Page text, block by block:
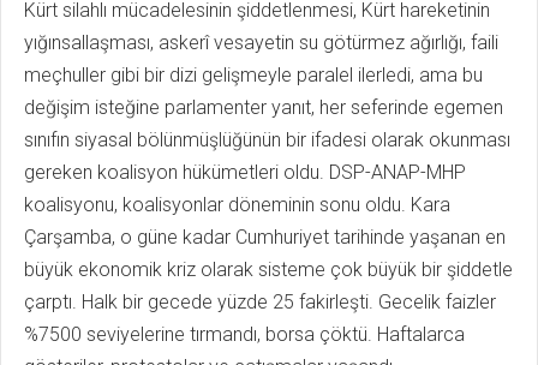
Kürt silahlı mücadelesinin şiddetlenmesi, Kürt hareketinin
yığınsallaşması, askerî vesayetin su götürmez ağırlığı, faili
meçhuller gibi bir dizi gelişmeyle paralel ilerledi, ama bu
değişim isteğine parlamenter yanıt, her seferinde egemen
sınıfın siyasal bölünmüşlüğünün bir ifadesi olarak okunması
gereken koalisyon hükümetleri oldu. DSP-ANAP-MHP
koalisyonu, koalisyonlar döneminin sonu oldu. Kara
Çarşamba, o güne kadar Cumhuriyet tarihinde yaşanan en
büyük ekonomik kriz olarak sisteme çok büyük bir şiddetle
çarptı. Halk bir gecede yüzde 25 fakirleşti. Gecelik faizler
%7500 seviyelerine tırmandı, borsa çöktü. Haftalarca